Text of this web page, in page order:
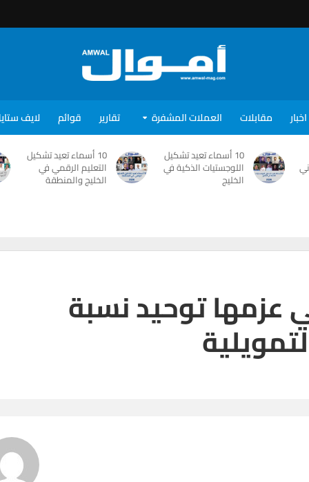
اخبار مقابلات العملات المشفرة تقارير قوائم لايف
10 أسماء تعيد تشكيل
اللوجستيات الذكية في
الخليج
10 أسماء تعيد تشكيل
التعليم الرقمي في
الخليج والمنطقة
عزمها توحيد نسبة